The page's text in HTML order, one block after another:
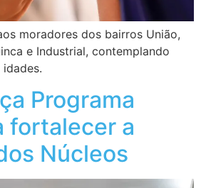
moradores dos bairros União,
e Industrial, contemplando
Programa
fortalecer a
Núcleos